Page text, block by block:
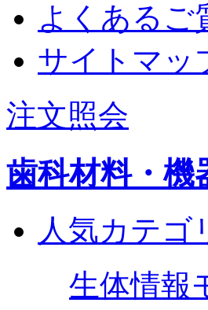
よくあるご
サイトマッ
注文照会
歯科材料・機
人気カテゴ
生体情報